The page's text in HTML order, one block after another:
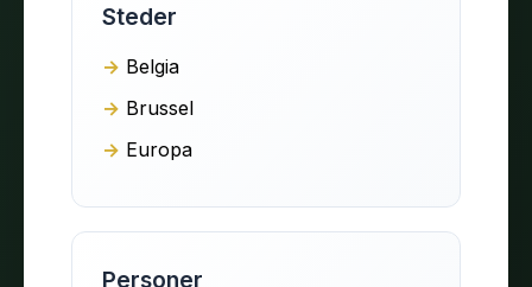
Steder
Belgia
Brussel
Europa
Personer